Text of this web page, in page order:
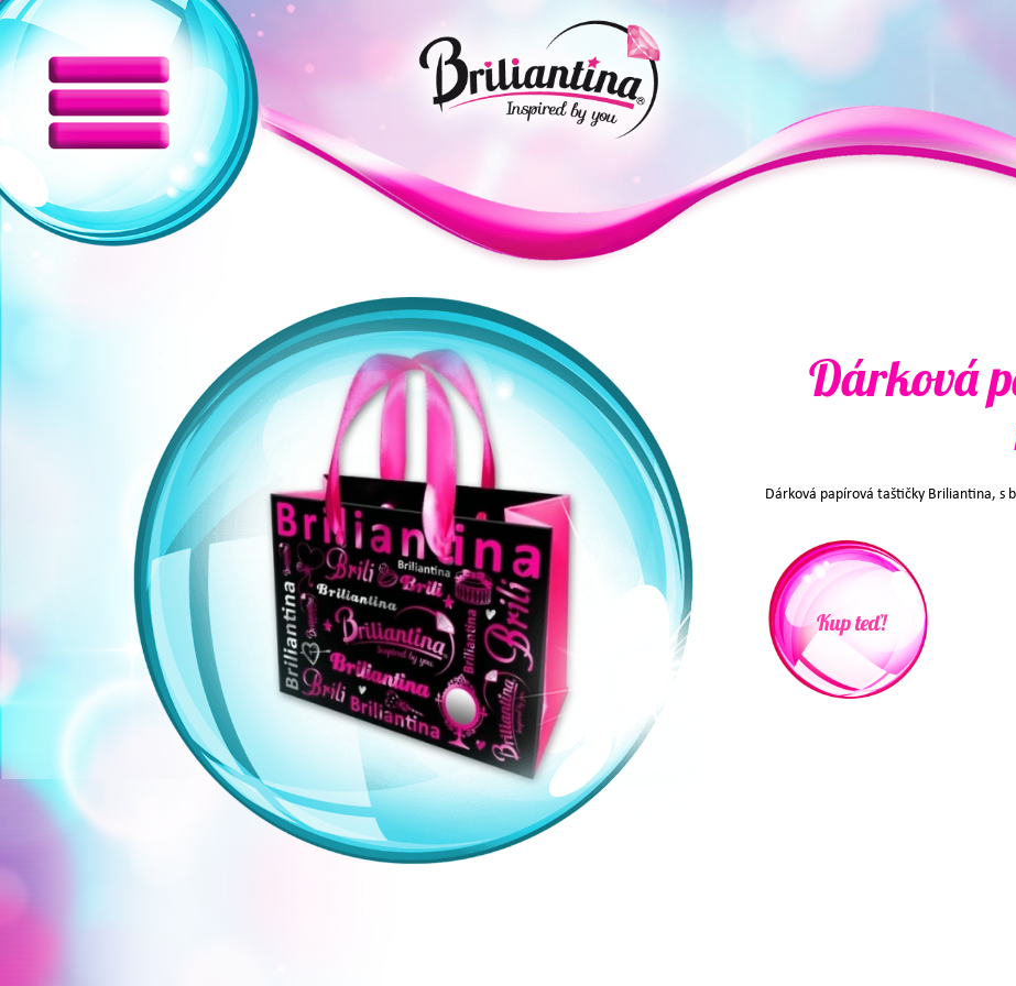
Dárková
Dárková papírová taštičky Briliantina, s
Kup teď!